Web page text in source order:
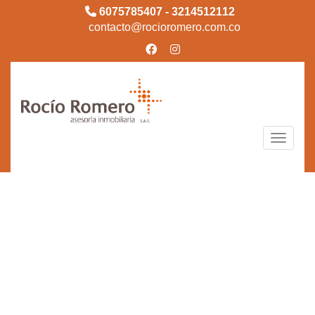
6075785407 - 3214512112
contacto@rocioromero.com.co
Toggle